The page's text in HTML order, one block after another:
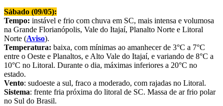
Sábado (09/05):
Tempo: instável e frio com chuva em SC, mais intensa e volumosa
na Grande Florianópolis, Vale do Itajaí, Planalto Norte e Litoral
Norte (Aviso).
Temperatura: baixa, com mínimas ao amanhecer de 3°C a 7°C
entre o Oeste e Planaltos, e Alto Vale do Itajaí, e variando de 8°C a
10°C no Litoral. Durante o dia, máximas inferiores a 20°C no
estado.
Vento: sudoeste a sul, fraco a moderado, com rajadas no Litoral.
Sistema: frente fria próxima do litoral de SC. Massa de ar frio polar
no Sul do Brasil.